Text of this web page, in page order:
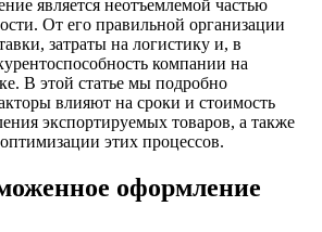
является неотъемлемой частью
От его правильной организации
затраты на логистику и, в
компании на
В этой статье мы подробно
влияют на сроки и стоимость
экспортируемых товаров, а также
этих процессов.
оформление